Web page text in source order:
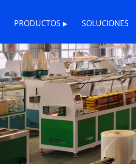
PRODUCTOS SOLUCIONES